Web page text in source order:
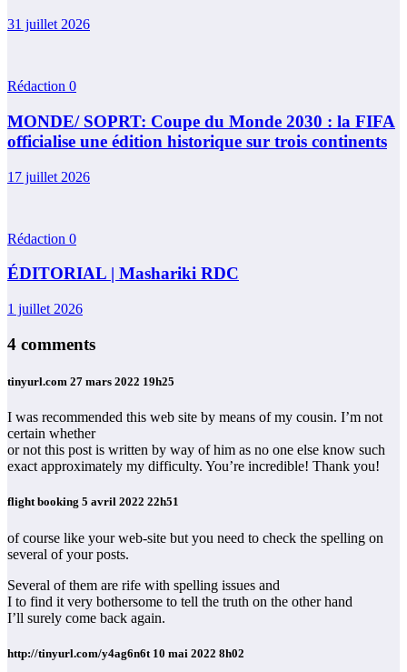
31 juillet 2026
Rédaction 0
MONDE/ SOPRT: Coupe du Monde 2030 : la FIFA
officialise une édition historique sur trois continents
17 juillet 2026
Rédaction 0
ÉDITORIAL | Mashariki RDC
1 juillet 2026
4 comments
tinyurl.com 27 mars 2022 19h25
I was recommended this web site by means of my cousin. I’m not
certain whether
or not this post is written by way of him as no one else know such
exact approximately my difficulty. You’re incredible! Thank you!
flight booking 5 avril 2022 22h51
of course like your web-site but you need to check the spelling on
several of your posts.
Several of them are rife with spelling issues and
I to find it very bothersome to tell the truth on the other hand
I’ll surely come back again.
http://tinyurl.com/y4ag6n6t 10 mai 2022 8h02